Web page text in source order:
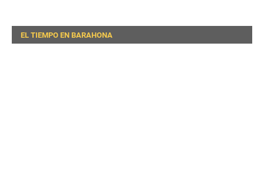
EL TIEMPO EN BARAHONA